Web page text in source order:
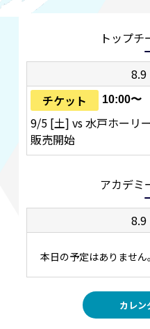
トップチ
8.9
チケット
10:00〜
9/5 [土] vs 水戸ホーリ
販売開始
アカデミ
8.9
本日の予定はありません。
カレン